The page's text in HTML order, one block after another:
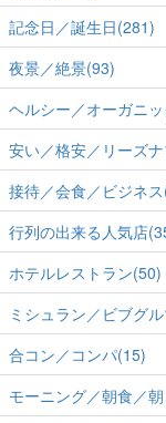
記念日／誕生日(281)
夜景／絶景(93)
ヘルシー／オーガニ
安い／格安／リーズ
接待／会食／ビジネ
行列の出来る人気店
ホテルレストラン(50)
ミシュラン／ビブグ
合コン／コンパ(15)
モーニング／朝食／